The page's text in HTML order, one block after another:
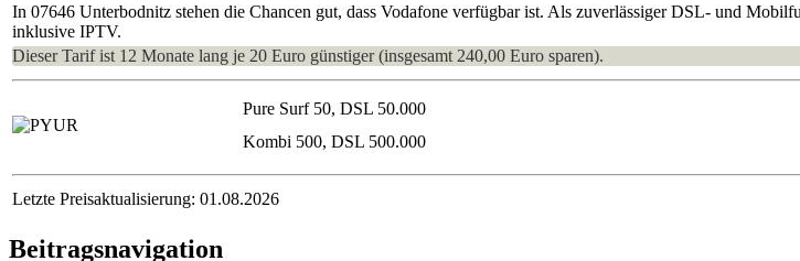
In 07646 Unterbodnitz stehen die Chancen gut, dass Vodafone verfügbar ist. Als zuverlässiger DSL- und
inklusive IPTV.
Dieser Tarif ist 12 Monate lang je 20 Euro günstiger (insgesamt 240,00 Euro sparen).
Pure Surf 50, DSL 50.000
Kombi 500, DSL 500.000
Letzte Preisaktualisierung: 01.08.2026
Beitragsnavigation